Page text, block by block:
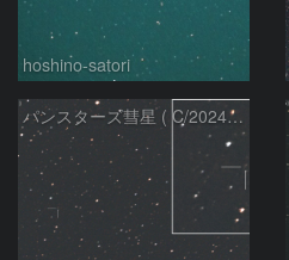
hoshino-satori
パンスターズ彗星 ( C/2024R4 )：2026/06/28